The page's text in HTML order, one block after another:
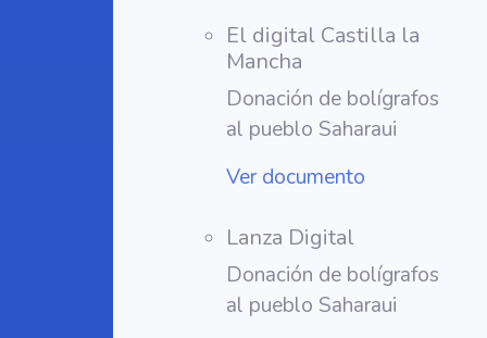
El digital Castilla la
Mancha
Donación de bolígrafos
al pueblo Saharaui
Ver documento
Lanza Digital
Donación de bolígrafos
al pueblo Saharaui